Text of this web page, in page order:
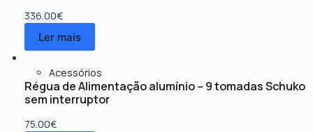
336.00€
Ler mais
Acessórios
Régua de Alimentação alumínio – 9 tomadas Schuko
sem interruptor
75.00€